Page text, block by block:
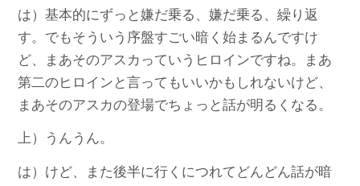
は）基本的にずっと嫌だ乗る、嫌だ乗る、繰り返
す。でもそういう序盤すごい暗く始まるんですけ
ど、まあそのアスカっていうヒロインですね。まあ
第二のヒロインと言ってもいいかもしれないけど、
まあそのアスカの登場でちょっと話が明るくなる。
上）うんうん。
は）けど、また後半に行くにつれてどんどん話が暗